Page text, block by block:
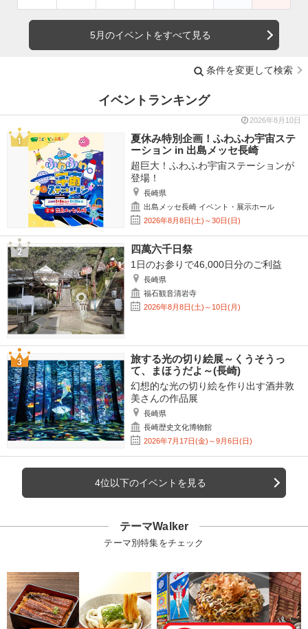
5月のイベントをすべて見る
条件を変更して検索
イベントランキング
2026年8月10日
夏休み特別企画！ふわふわ宇宙ステ
ーション in 出島メッセ長崎
超巨大！ふわふわ宇宙ステーションが
登場！
長崎県
出島メッセ長崎 イベント・展示ホール
2026年8月8日(土)～30日(日)
四萬六千日祭
1日のお参りで46,000日分のご利益
長崎県
福石観音清岩寺
2026年8月8日(土)～10日(月)
旅する光の切り絵展～くうそうっ
て、まほうだよ～(長崎)
幻想的な光の切り絵を作り出す酒井敦
美さんの作品展
長崎県
長崎歴史文化博物館
2026年7月17日(金)～9月6日(日)
4位以下のイベントを見る
テーマWalker
テーマ別特集をチェック